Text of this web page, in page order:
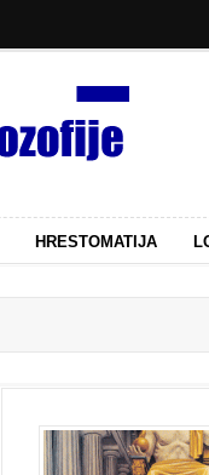
HRESTOMATIJA